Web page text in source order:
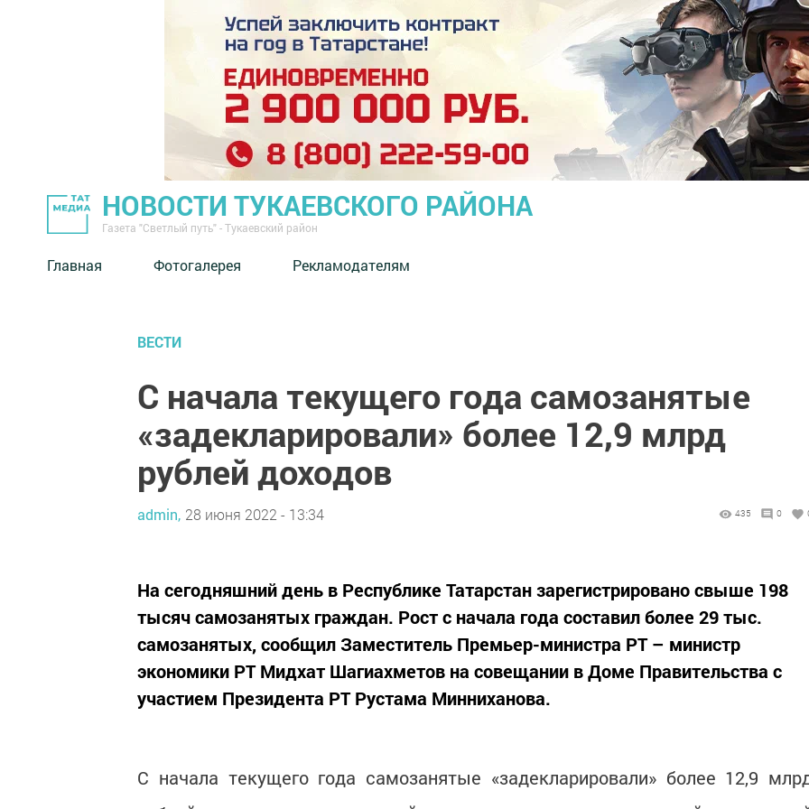
НОВОСТИ ТУКАЕВСКОГО РАЙОНА
Газета "Светлый путь" - Тукаевский район
Главная Фотогалерея Рекламодателям
ВЕСТИ
С начала текущего года самозанятые
«задекларировали» более 12,9 млрд
рублей доходов
admin, 28 июня 2022 - 13:34 435 0
На сегодняшний день в Республике Татарстан зарегистрировано свыше 198
тысяч самозанятых граждан. Рост с начала года составил более 29 тыс.
самозанятых, сообщил Заместитель Премьер-министра РТ – министр
экономики РТ Мидхат Шагиахметов на совещании в Доме Правительства с
участием Президента РТ Рустама Минниханова.
С начала текущего года самозанятые «задекларировали» более 12,9